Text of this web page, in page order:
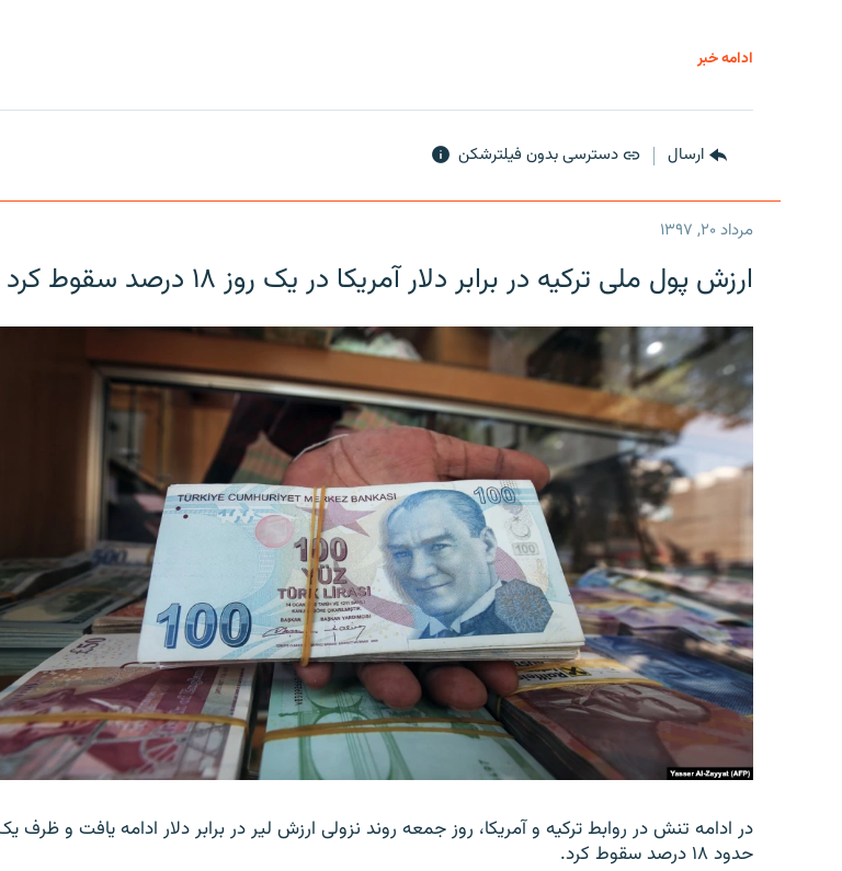
ادامه خبر
ارسال دسترسی بدون فیلترشکن
مرداد ۲۰, ۱۳۹۷
ارزش پول ملی ترکیه در برابر دلار آمریکا در یک روز ۱۸ درصد سقوط کرد
در ادامه تنش در روابط ترکیه و آمریکا، روز جمعه روند نزولی ارزش لیر در برابر دلار ادامه یافت و ظرف
حدود ۱۸ درصد سقوط کرد.